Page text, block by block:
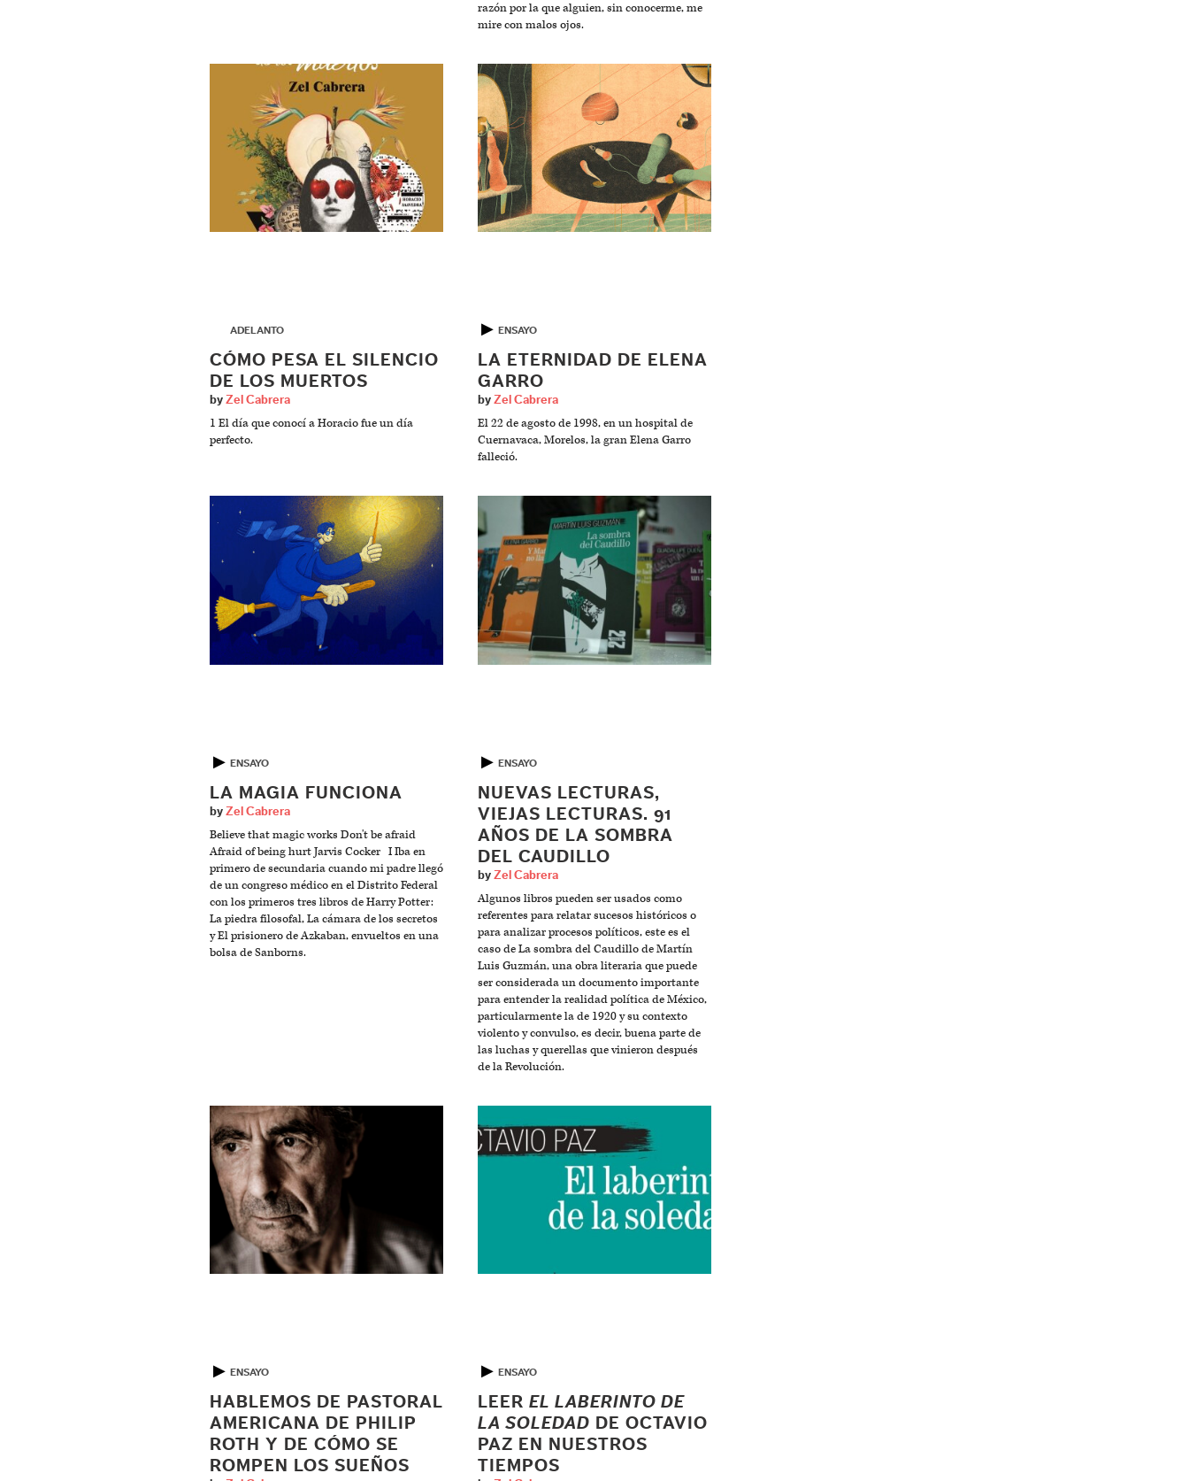
razón por la que alguien, sin conocerme, me
mire con malos ojos.
ADELANTO
CÓMO PESA EL SILENCIO
DE LOS MUERTOS
by Zel Cabrera
1 El día que conocí a Horacio fue un día
perfecto.
▶ ENSAYO
LA ETERNIDAD DE ELENA
GARRO
by Zel Cabrera
El 22 de agosto de 1998, en un hospital de
Cuernavaca, Morelos, la gran Elena Garro
falleció.
▶ ENSAYO
LA MAGIA FUNCIONA
by Zel Cabrera
Believe that magic works Don't be afraid
Afraid of being hurt Jarvis Cocker I Iba en
primero de secundaria cuando mi padre llegó
de un congreso médico en el Distrito Federal
con los primeros tres libros de Harry Potter:
La piedra filosofal, La cámara de los secretos
y El prisionero de Azkaban, envueltos en una
bolsa de Sanborns.
▶ ENSAYO
NUEVAS LECTURAS,
VIEJAS LECTURAS. 91
AÑOS DE LA SOMBRA
DEL CAUDILLO
by Zel Cabrera
Algunos libros pueden ser usados como
referentes para relatar sucesos históricos o
para analizar procesos políticos, este es el
caso de La sombra del Caudillo de Martín
Luis Guzmán, una obra literaria que puede
ser considerada un documento importante
para entender la realidad política de México,
particularmente la de 1920 y su contexto
violento y convulso, es decir, buena parte de
las luchas y querellas que vinieron después
de la Revolución.
▶ ENSAYO
HABLEMOS DE PASTORAL
AMERICANA DE PHILIP
ROTH Y DE CÓMO SE
ROMPEN LOS SUEÑOS
▶ ENSAYO
LEER EL LABERINTO DE
LA SOLEDAD DE OCTAVIO
PAZ EN NUESTROS
TIEMPOS